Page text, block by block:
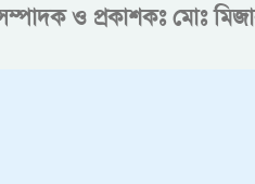
ও প্রকাশকঃ মোঃ